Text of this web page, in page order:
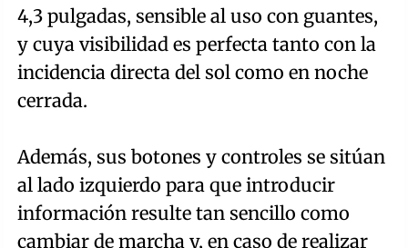
4,3 pulgadas, sensible al uso con guantes,
y cuya visibilidad es perfecta tanto con la
incidencia directa del sol como en noche
cerrada.
Además, sus botones y controles se sitúan
al lado izquierdo para que introducir
información resulte tan sencillo como
cambiar de marcha y, en caso de realizar